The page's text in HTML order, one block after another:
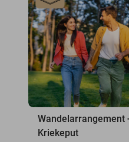
Wandelarrangement
Kriekeput